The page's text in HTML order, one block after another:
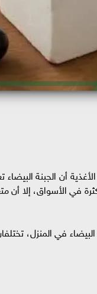
أن الجبنة
في الأسواق، إلا
في المنزل،